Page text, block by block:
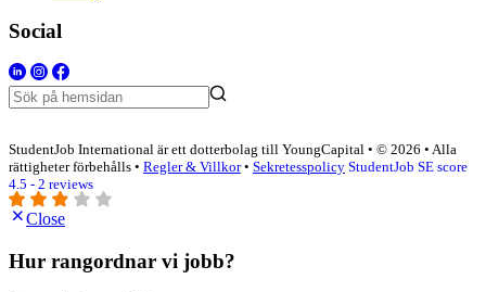
Social
StudentJob International är ett dotterbolag till YoungCapital • © 2026 • Alla
rättigheter förbehålls • Regler & Villkor• Sekretesspolicy StudentJob SE score
4.5 - 2 reviews
Close
Hur rangordnar vi jobb?